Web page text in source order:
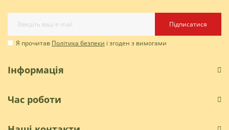
Підписатися
Я прочитав Політика безпеки і згоден з вимогами
Інформація
Час роботи